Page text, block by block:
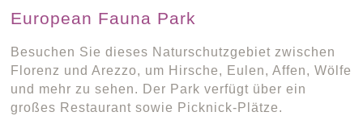
European Fauna Park
Besuchen Sie dieses Naturschutzgebiet zwischen
Florenz und Arezzo, um Hirsche, Eulen, Affen, Wölfe
und mehr zu sehen. Der Park verfügt über ein
großes Restaurant sowie Picknick-Plätze.